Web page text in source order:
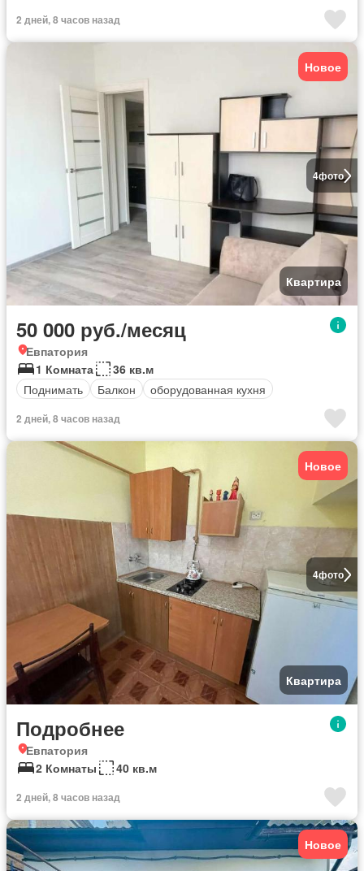
2 дней, 8 часов назад
4фото
Новое
Квартира
50 000 руб./месяц
Евпатория
1 Комната
36 кв.м
Поднимать
Балкон оборудованная кухня
2 дней, 8 часов назад
4фото
Новое
Квартира
Подробнее
Евпатория
2 Комнаты
40 кв.м
2 дней, 8 часов назад
Новое